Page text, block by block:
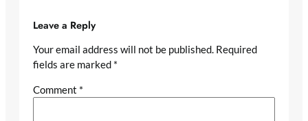
Leave a Reply
Your email address will not be published. Required
fields are marked *
Comment *